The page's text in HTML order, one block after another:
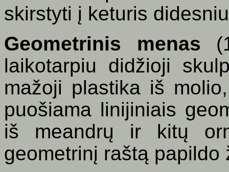
skirstyti į keturis
Geometrinis menas
laikotarpiu didžioji
mažoji plastika iš
puošiama linijiniais
iš meandrų ir kitų
geometrinį raštą